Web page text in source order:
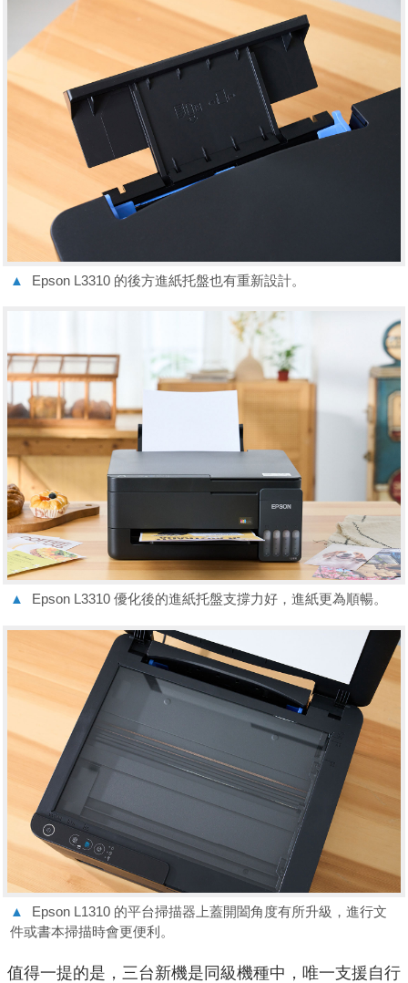
▲ Epson L3310 的後方進紙托盤也有重新設計。
▲ Epson L3310 優化後的進紙托盤支撐力好，進紙更為順暢。
▲
Epson L1310 的平台掃描器上蓋開闔角度有所升級，進行文
件或書本掃描時會更便利。
值得一提的是，三台新機是同級機種中，唯一支援自行